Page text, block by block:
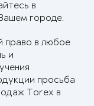
в
городе.
право в любое
и
просьба
Torex в